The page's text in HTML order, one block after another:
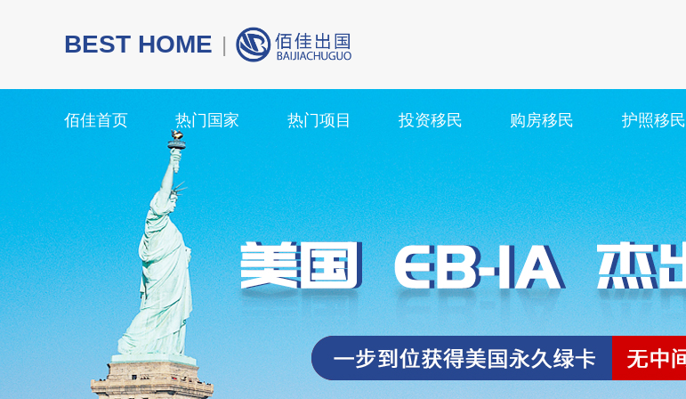
BEST HOME |
佰佳首页 热门国家 热门项目 投资移民 购房移民 护照移民